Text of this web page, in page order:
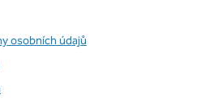
osobních údajů